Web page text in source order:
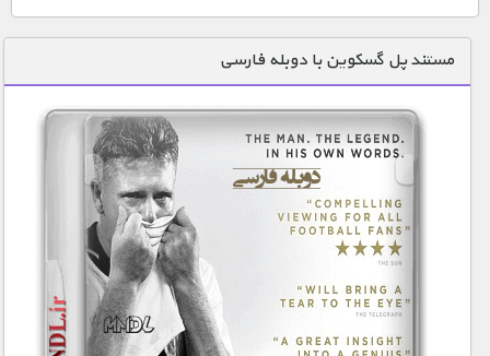
دنیای خوراکی ها
زمین شناسی / محیط زیست
سازه/ معماری/ مهندسی
سرگرمی
شناخت کودکان
طبیعت
علم و فناوری
فرهنگ / هنر
مستند پل گسکوین با دوبله فارسی